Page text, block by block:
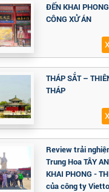
ĐẾN KHAI
CÔNG XỬ ÁN
THÁP SẮT –
THÁP
Review trải
Trung Hoa TÂY
KHAI PHONG -
của công ty